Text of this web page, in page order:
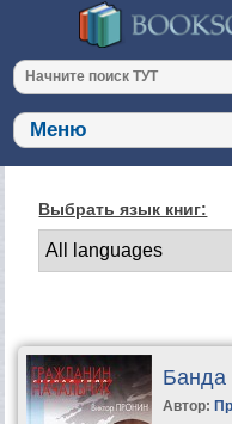
Выбрать язык книг:
Банда
Автор: